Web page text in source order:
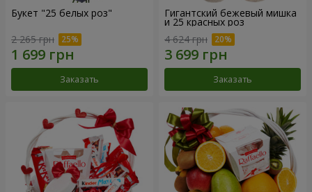
Букет "25 белых роз"
2 265 грн
Заказать
Гигантский бежевый мишка
и 25 красных роз
4 624 грн
Заказать